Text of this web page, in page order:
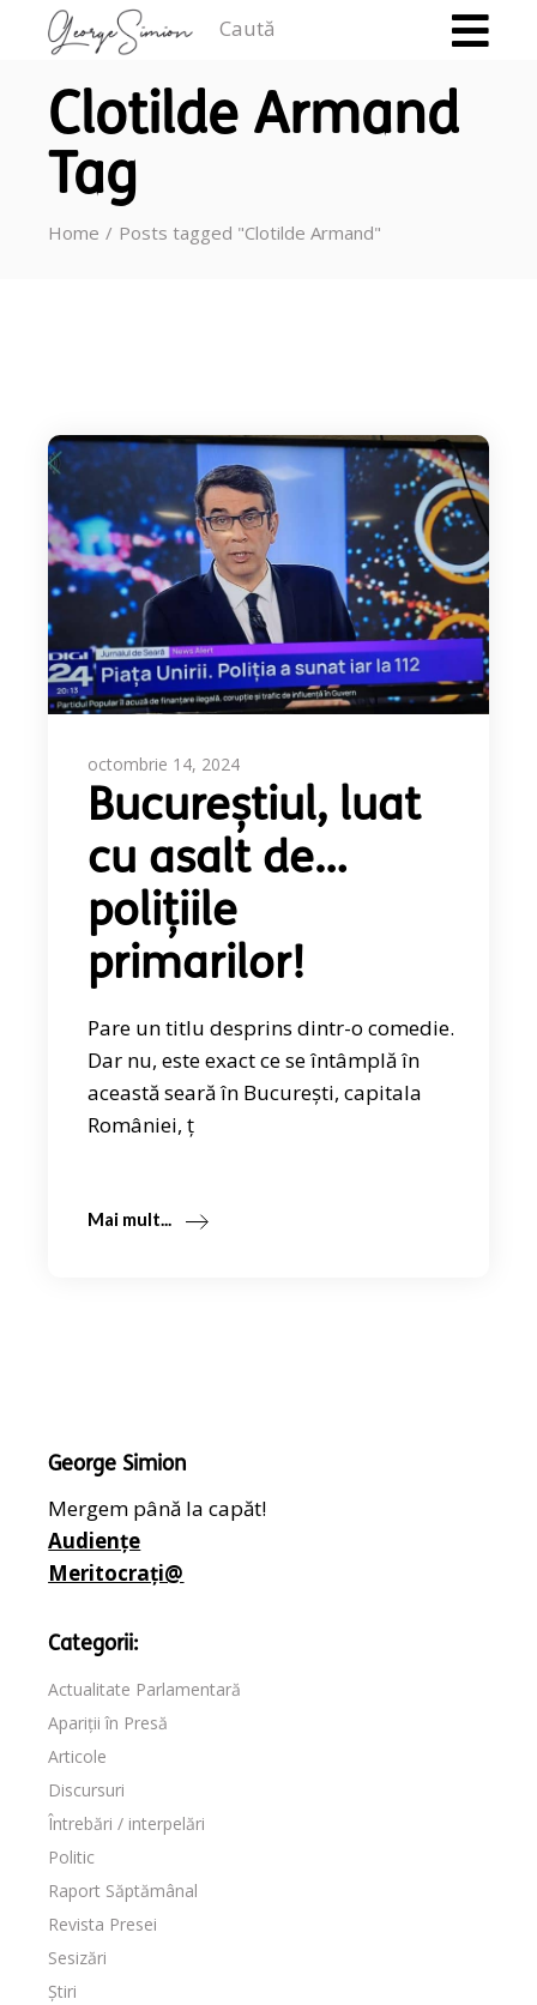
Clotilde Armand
Tag
Home Posts tagged "Clotilde Armand"
octombrie 14, 2024
Bucureștiul, luat
cu asalt de…
polițiile
primarilor!
Pare un titlu desprins dintr-o comedie.
Dar nu, este exact ce se întâmplă în
această seară în București, capitala
României, ț
Mai mult...
George Simion
Mergem până la capăt!
Audiențe
Meritocrați@
Categorii:
Actualitate Parlamentară
Apariții în Presă
Articole
Discursuri
Întrebări / interpelări
Politic
Raport Săptămânal
Revista Presei
Sesizări
Știri